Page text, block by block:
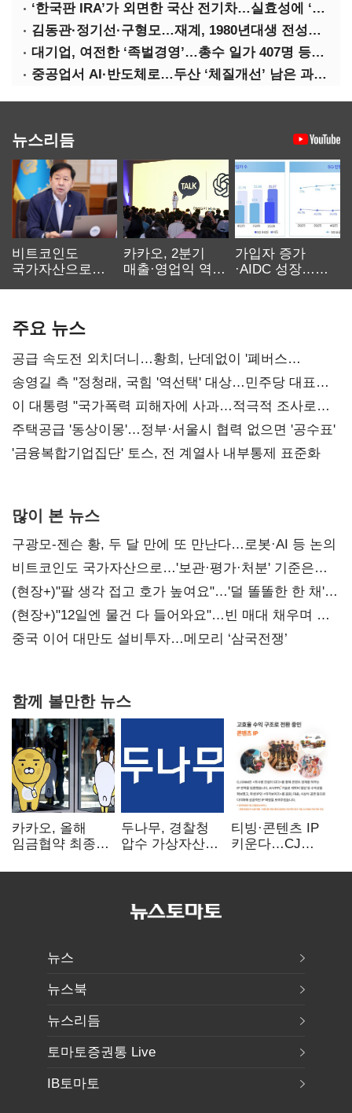
‘한국판 IRA’가 외면한 국산 전기차…실효성에 ‘의문’
김동관·정기선·구형모…재계, 1980년대생 전성시대
대기업, 여전한 ‘족벌경영’…총수 일가 407명 등기임원
중공업서 AI·반도체로…두산 ‘체질개선’ 남은 과제는
뉴스리듬
비트코인도
국가자산으로…'
카카오, 2분기
매출·영업익 역대
가입자 증가
·AIDC 성장…
주요 뉴스
공급 속도전 외치더니…황희, 난데없이 '폐버스
리모델링' 제안
송영길 측 "정청래, 국힘 '역선택' 대상…민주당 대표로
총선 지휘 못해"
이 대통령 "국가폭력 피해자에 사과…적극적 조사로
진실 밝혀야"
주택공급 '동상이몽'…정부·서울시 협력 없으면 '공수표'
'금융복합기업집단' 토스, 전 계열사 내부통제 표준화
많이 본 뉴스
구광모-젠슨 황, 두 달 만에 또 만난다…로봇·AI 등 논의
비트코인도 국가자산으로…'보관·평가·처분' 기준은
숙제
(현장+)"팔 생각 접고 호가 높여요"…'덜 똘똘한 한 채'
20억 키맞추기
(현장+)"12일엔 물건 다 들어와요"…빈 매대 채우며 문
연 홈플러스
중국 이어 대만도 설비투자…메모리 ‘삼국전쟁’
함께 볼만한 뉴스
카카오, 올해
임금협약 최종
인상·격려금
두나무, 경찰청
압수 가상자산
커스터디 사업
티빙·콘텐츠 IP
키운다…CJ
글로벌 확장 가속
뉴스
뉴스북
뉴스리듬
토마토증권통 Live
IB토마토